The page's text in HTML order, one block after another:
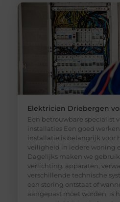
Elektricien Driebergen
Een betrouwbare specialist
installaties Een goed
installatie is belangrijk voor
veiligheid in iedere woning
Dagelijks maken we
verlichting, apparaten,
verschillende technische
een storing ontstaat of
aangepast moet worden, is